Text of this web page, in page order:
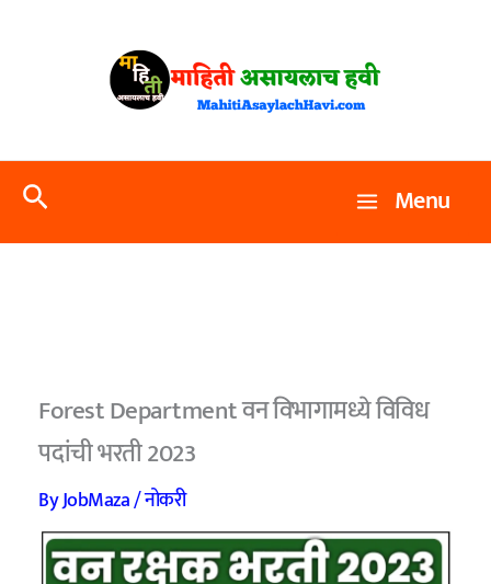
Search Menu
Forest Department वन विभागामध्ये विविध
पदांची भरती 2023
ByJobMaza/नोकरी